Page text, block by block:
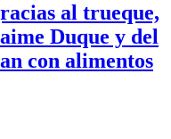
al trueque,
Duque y del
con alimentos